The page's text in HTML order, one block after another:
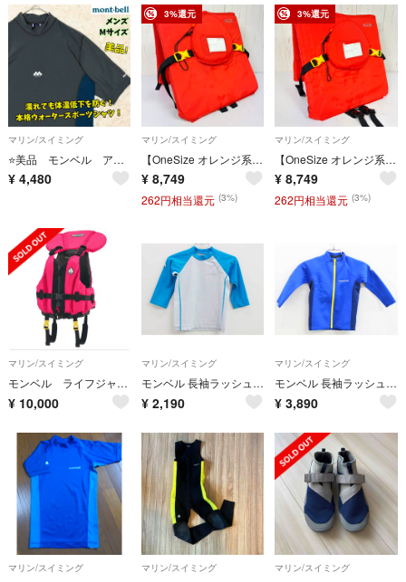
マリン/スイミング
⭐️美品 モンベル アクアボディシャツ Men’s L グレー 海 プール
¥ 4,480
3%還元
マリン/スイミング
【OneSize オレンジ系】 Montbell ( モンベル ) 浮くっしょん ＋ クッションカバー ナイロン マリンアクティビティギア z00058879 マリンアクティビティギア
¥ 8,749
262円相当還元 (3%)
3%還元
マリン/スイミング
【OneSize オレンジ系】 Montbell ( モンベル ) 浮くっしょん ＋ クッションカバー ナイロン マリンアクティビティギア z00058878 マリンアクティビティギア
¥ 8,749
262円相当還元 (3%)
マリン/スイミング
モンベル ライフジャケット 二つセット
¥ 10,000
マリン/スイミング
モンベル 長袖ラッシュガード 90cm キッズ 男児 水色【中古】《
¥ 2,190
マリン/スイミング
モンベル 長袖ラッシュガード 100cm キッズ 男児 青【中古】《
¥ 3,890
マリン/スイミング マリン/スイミング マリン/スイミング